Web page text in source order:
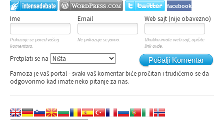
facebook
Ime Email Web sajt (nije obavezno)
Prikazuje se pored vašeg
komentara.
Ne prikazuje se javno.
Ukoliko imate web sajt, upišite
link ovde.
Pošalji Komentar
Pretplati se na
Famoza je vaš portal - svaki vaš komentar biće pročitan i trudićemo se da
odgovorimo kad imate neko pitanje za nas.